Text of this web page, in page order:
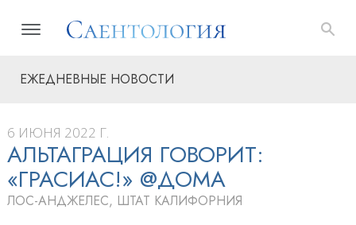
ЕЖЕДНЕВНЫЕ НОВОСТИ
6 ИЮНЯ 2022 Г.
АЛЬТАГРАЦИЯ ГОВОРИТ:
«ГРАСИАС!» @ДОМА
ЛОС-АНДЖЕЛЕС, ШТАТ КАЛИФОРНИЯ